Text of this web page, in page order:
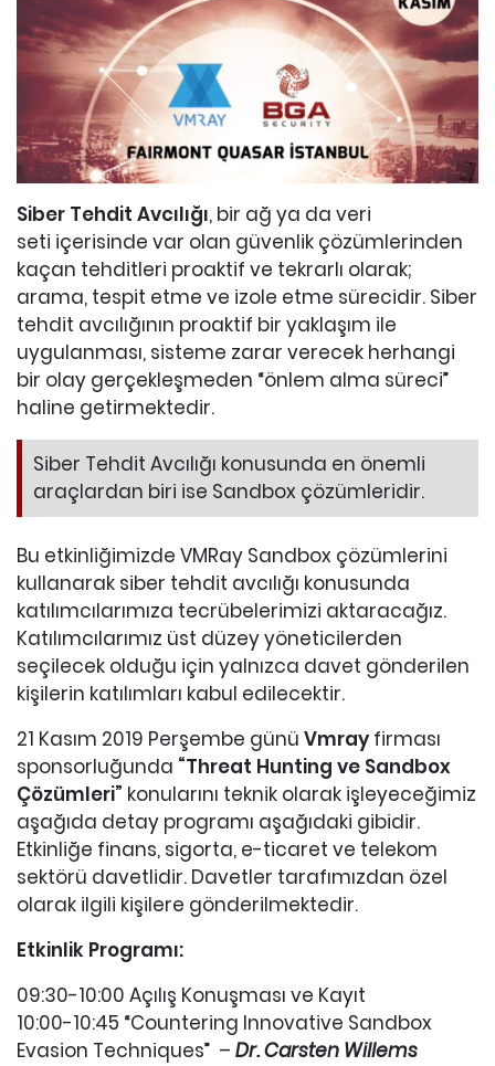
Siber Tehdit Avcılığı, bir ağ ya da veri
seti içerisinde var olan güvenlik çözümlerinden
kaçan tehditleri proaktif ve tekrarlı olarak;
arama, tespit etme ve izole etme sürecidir. Siber
tehdit avcılığının proaktif bir yaklaşım ile
uygulanması, sisteme zarar verecek herhangi
bir olay gerçekleşmeden “önlem alma süreci”
haline getirmektedir.
Siber Tehdit Avcılığı konusunda en önemli
araçlardan biri ise Sandbox çözümleridir.
Bu etkinliğimizde VMRay Sandbox çözümlerini
kullanarak siber tehdit avcılığı konusunda
katılımcılarımıza tecrübelerimizi aktaracağız.
Katılımcılarımız üst düzey yöneticilerden
seçilecek olduğu için yalnızca davet gönderilen
kişilerin katılımları kabul edilecektir.
21 Kasım 2019 Perşembe günü Vmray firması
sponsorluğunda “Threat Hunting ve Sandbox
Çözümleri” konularını teknik olarak işleyeceğimiz
aşağıda detay programı aşağıdaki gibidir.
Etkinliğe finans, sigorta, e-ticaret ve telekom
sektörü davetlidir. Davetler tarafımızdan özel
olarak ilgili kişilere gönderilmektedir.
Etkinlik Programı:
09:30-10:00 Açılış Konuşması ve Kayıt
10:00-10:45 “Countering Innovative Sandbox
Evasion Techniques” – Dr. Carsten Willems